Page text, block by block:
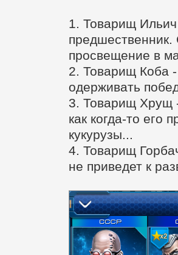
1. Товарищ
предшественник.
просвещение в
2. Товарищ Коба -
одерживать
3. Товарищ Хрущ
как когда-то его
кукурузы...
4. Товарищ
не приведет к